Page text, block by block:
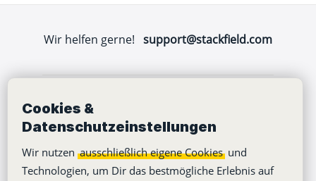
Cookies &
Datenschutzeinstellungen
Wir nutzen ausschließlich eigene Cookies und
Technologien, um Dir das bestmögliche Erlebnis auf
Wir helfen gerne! support@stackfield.com
Stackfield
Sicherheit